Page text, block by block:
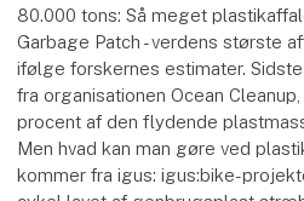
80.000 tons: Så meget
Garbage Patch - verdens største
ifølge forskernes estimater.
fra organisationen Ocean
procent af den flydende
Men hvad kan man gøre ved
kommer fra igus: igus:bike-